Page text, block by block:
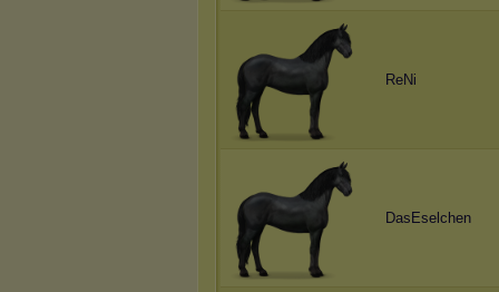
ReNi
DasEselchen